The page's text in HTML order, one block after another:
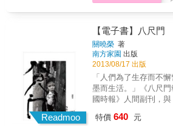
Readmoo
【電子書】八尺門
關曉榮 著
南方家園 出版
2013/08/17 出版
「人們為了生存而不
墨而生活。」《八尺
國時報》人間副刊，與
以〈百分之二的希望
特價 640 元